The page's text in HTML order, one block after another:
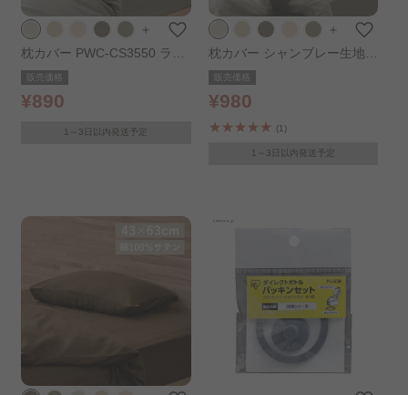
＋
枕カバー PWC-CS3550 ライ
トグレー
販売価格
¥890
1～3日以内発送予定
＋
枕カバー シャンブレー生地
幅43cm ライトグレー
販売価格
¥980
(1)
1～3日以内発送予定